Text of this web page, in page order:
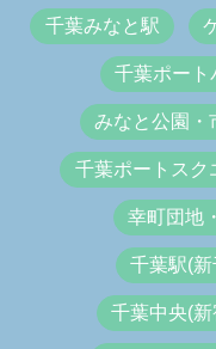
千葉みなと駅
千葉ポート
みなと公園・
千葉ポートスク
幸町団地
千葉駅(
千葉中央(